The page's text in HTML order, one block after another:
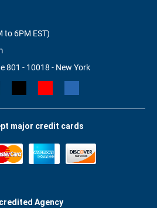
to 6PM EST)
801 - 10018 - New York
major credit cards
Agency